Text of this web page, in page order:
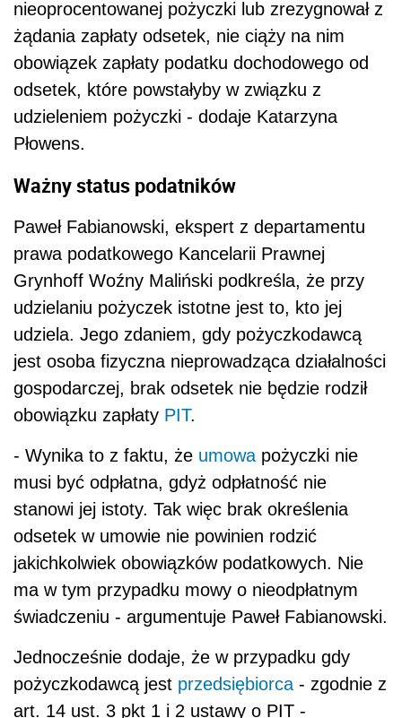
nieoprocentowanej pożyczki lub zrezygnował z
żądania zapłaty odsetek, nie ciąży na nim
obowiązek zapłaty podatku dochodowego od
odsetek, które powstałyby w związku z
udzieleniem pożyczki - dodaje Katarzyna
Płowens.
Ważny status podatników
Paweł Fabianowski, ekspert z departamentu
prawa podatkowego Kancelarii Prawnej
Grynhoff Woźny Maliński podkreśla, że przy
udzielaniu pożyczek istotne jest to, kto jej
udziela. Jego zdaniem, gdy pożyczkodawcą
jest osoba fizyczna nieprowadząca działalności
gospodarczej, brak odsetek nie będzie rodził
obowiązku zapłaty PIT.
- Wynika to z faktu, że umowa pożyczki nie
musi być odpłatna, gdyż odpłatność nie
stanowi jej istoty. Tak więc brak określenia
odsetek w umowie nie powinien rodzić
jakichkolwiek obowiązków podatkowych. Nie
ma w tym przypadku mowy o nieodpłatnym
świadczeniu - argumentuje Paweł Fabianowski.
Jednocześnie dodaje, że w przypadku gdy
pożyczkodawcą jest przedsiębiorca - zgodnie z
art. 14 ust. 3 pkt 1 i 2 ustawy o PIT -